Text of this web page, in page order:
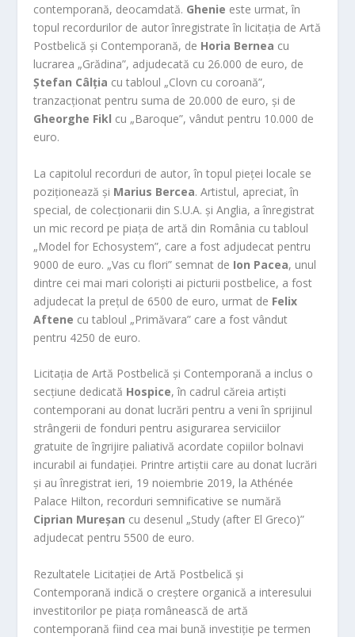
contemporană, deocamdată. Ghenie este urmat, în
topul recordurilor de autor înregistrate în licitația de Artă
Postbelică și Contemporană, de Horia Bernea cu
lucrarea „Grădina”, adjudecată cu 26.000 de euro, de
Ștefan Câlția cu tabloul „Clovn cu coroană”,
tranzacționat pentru suma de 20.000 de euro, și de
Gheorghe Fikl cu „Baroque”, vândut pentru 10.000 de
euro.
La capitolul recorduri de autor, în topul pieței locale se
poziționează și Marius Bercea. Artistul, apreciat, în
special, de colecționarii din S.U.A. și Anglia, a înregistrat
un mic record pe piața de artă din România cu tabloul
„Model for Echosystem”, care a fost adjudecat pentru
9000 de euro. „Vas cu flori” semnat de Ion Pacea, unul
dintre cei mai mari coloriști ai picturii postbelice, a fost
adjudecat la prețul de 6500 de euro, urmat de Felix
Aftene cu tabloul „Primăvara” care a fost vândut
pentru 4250 de euro.
Licitația de Artă Postbelică și Contemporană a inclus o
secțiune dedicată Hospice, în cadrul căreia artiști
contemporani au donat lucrări pentru a veni în sprijinul
strângerii de fonduri pentru asigurarea serviciilor
gratuite de îngrijire paliativă acordate copiilor bolnavi
incurabil ai fundației. Printre artiștii care au donat lucrări
și au înregistrat ieri, 19 noiembrie 2019, la Athénée
Palace Hilton, recorduri semnificative se numără
Ciprian Mureșan cu desenul „Study (after El Greco)”
adjudecat pentru 5500 de euro.
Rezultatele Licitației de Artă Postbelică și
Contemporană indică o creștere organică a interesului
investitorilor pe piața românească de artă
contemporană fiind cea mai bună investiție pe termen